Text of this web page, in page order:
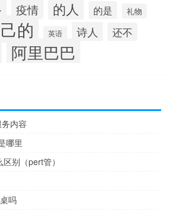
疫情 的人 的是 礼物
的 英语 诗人 还不
阿里巴巴
内容
哪里
别（pert管）
吗